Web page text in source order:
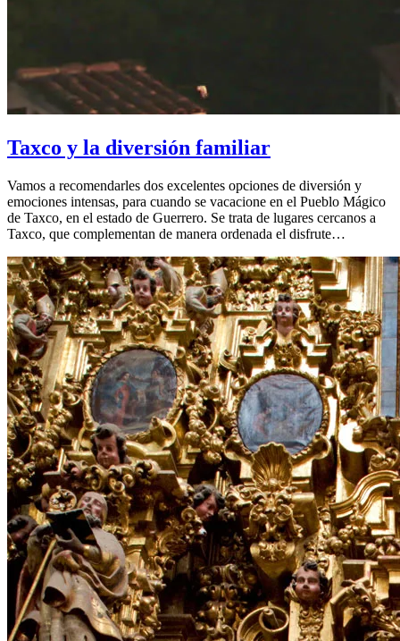
Taxco y la diversión familiar
Vamos a recomendarles dos excelentes opciones de diversión y
emociones intensas, para cuando se vacacione en el Pueblo Mágico
de Taxco, en el estado de Guerrero. Se trata de lugares cercanos a
Taxco, que complementan de manera ordenada el disfrute…